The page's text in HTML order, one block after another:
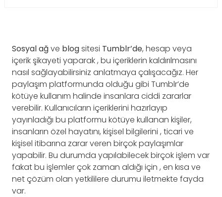
Sosyal ağve blogsitesi Tumblr’de, hesap veya
içerik şikayeti yaparak , bu içeriklerin kaldırılmasını
nasıl sağlayabilirsiniz anlatmaya çalışacağız. Her
paylaşım platformunda olduğu gibi Tumblr’de
kötüye kullanım halinde insanlara ciddi zararlar
verebilir. Kullanıcıların içeriklerini hazırlayıp
yayınladığı bu platformu kötüye kullanan kişiler,
insanların özel hayatını, kişisel bilgilerini , ticari ve
kişisel itibarına zarar veren birçok paylaşımlar
yapabilir. Bu durumda yapılabilecek birçok işlem var
fakat bu işlemler çok zaman aldığı için , en kısa ve
net çözüm olan yetkililere durumu iletmekte fayda
var.